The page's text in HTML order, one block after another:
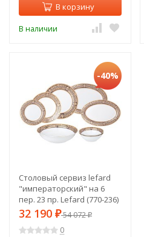
В корзину
В наличии
-40%
Столовый сервиз lefard
"императорский" на 6
пер. 23 пр. Lefard (770-236)
32 190 ₽54 072₽
0